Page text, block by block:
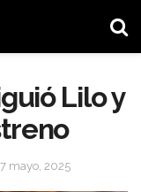
Lilo y
mayo, 2025